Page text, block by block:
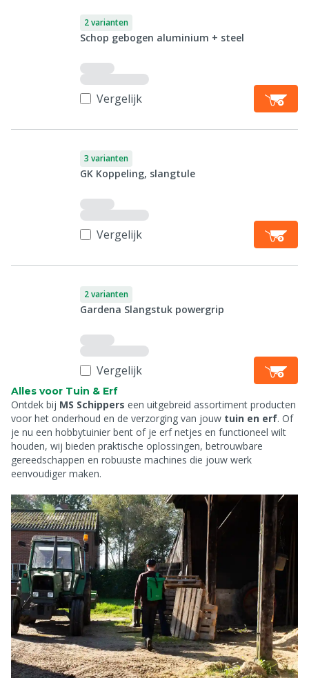
2 varianten
Schop gebogen aluminium + steel
Vergelijk
3 varianten
GK Koppeling, slangtule
Vergelijk
2 varianten
Gardena Slangstuk powergrip
Vergelijk
Alles voor Tuin & Erf
Ontdek bij MS Schippers een uitgebreid assortiment producten
voor het onderhoud en de verzorging van jouw tuin en erf. Of
je nu een hobbytuinier bent of je erf netjes en functioneel wilt
houden, wij bieden praktische oplossingen, betrouwbare
gereedschappen en robuuste machines die jouw werk
eenvoudiger maken.